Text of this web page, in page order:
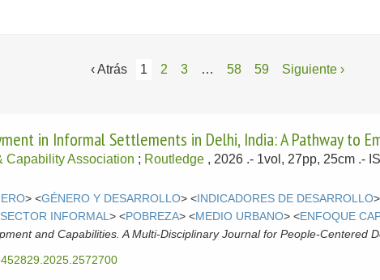
‹ Atrás 1 2 3 … 58 59 Siguiente ›
in Informal Settlements in Delhi, India: A Pathway to
Capability Association ; Routledge , 2026 .- 1vol, 27pp, 25cm .-
> <GÉNERO Y DESARROLLO> <INDICADORES DE DESARROLLO
SECTOR INFORMAL> <POBREZA> <MEDIO URBANO> <ENFOQUE
and Capabilities. A Multi-Disciplinary Journal for People-Centered